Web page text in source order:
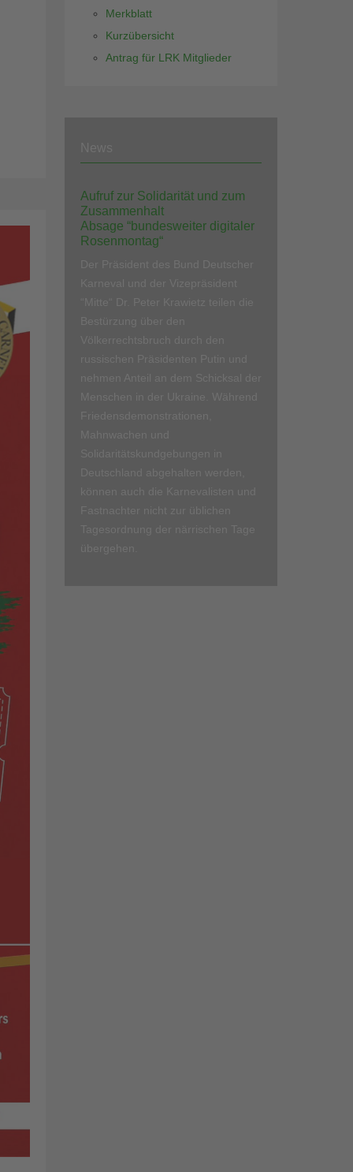
Merkblatt
Kurzübersicht
Antrag für LRK Mitglieder
Aufruf zur Solidarität und zum
Zusammenhalt
Absage “bundesweiter digitaler
Rosenmontag“